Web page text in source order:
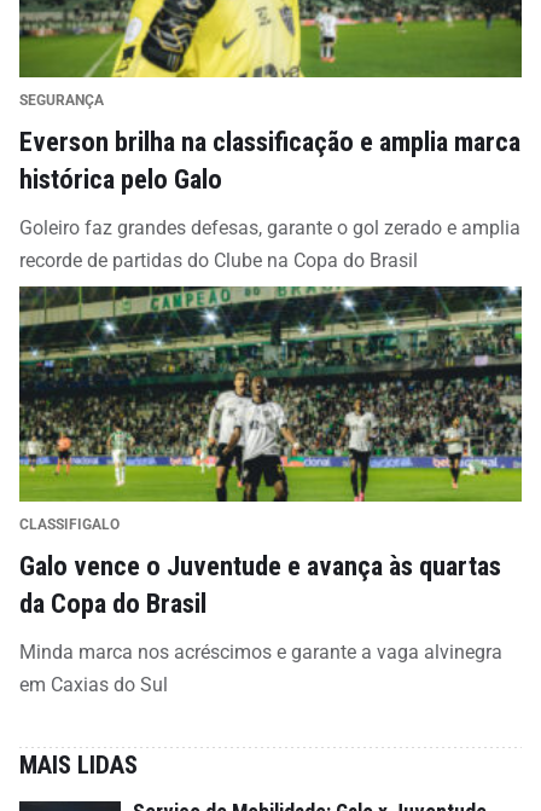
SEGURANÇA
Everson brilha na classificação e amplia marca
histórica pelo Galo
Goleiro faz grandes defesas, garante o gol zerado e amplia
recorde de partidas do Clube na Copa do Brasil
CLASSIFIGALO
Galo vence o Juventude e avança às quartas
da Copa do Brasil
Minda marca nos acréscimos e garante a vaga alvinegra
em Caxias do Sul
MAIS LIDAS